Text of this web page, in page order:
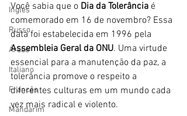
Inglês
Russo
Árabe
Italiano
Francês
Mandarim
Você sabia que o Dia da Tolerância é
comemorado em 16 de novembro? Essa
data foi estabelecida em 1996 pela
Assembleia Geral da ONU. Uma virtude
essencial para a manutenção da paz, a
tolerância promove o respeito a
diferentes culturas em um mundo cada
vez mais radical e violento.